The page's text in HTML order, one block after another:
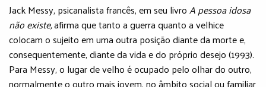
Jack Messy, psicanalista francês, em seu livroA pessoa idosa
não existe,afirma que tanto a guerra quanto a velhice
colocam o sujeito em uma outra posição diante da morte e,
consequentemente, diante da vida e do próprio desejo (1993).
Para Messy, o lugar de velho é ocupado pelo olhar do outro,